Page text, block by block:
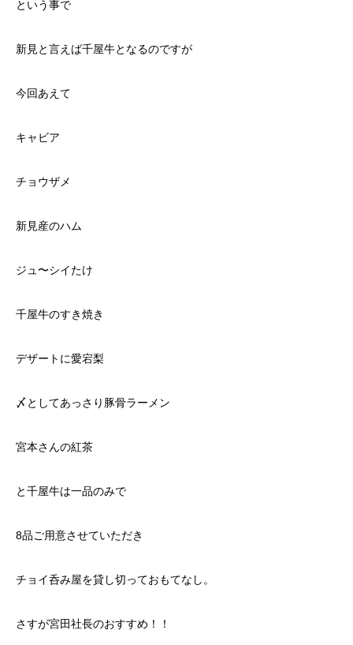
という事で
新見と言えば千屋牛となるのですが
今回あえて
キャビア
チョウザメ
新見産のハム
ジュ〜シイたけ
千屋牛のすき焼き
デザートに愛宕梨
〆としてあっさり豚骨ラーメン
宮本さんの紅茶
と千屋牛は一品のみで
8品ご用意させていただき
チョイ呑み屋を貸し切っておもてなし。
さすが宮田社長のおすすめ！！